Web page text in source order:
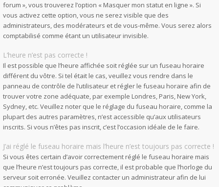
forum », vous trouverez l’option « Masquer mon statut en ligne ». Si
vous activez cette option, vous ne serez visible que des
administrateurs, des modérateurs et de vous-même. Vous serez alors
comptabilisé comme étant un utilisateur invisible.
L’heure n’est pas correcte !
Il est possible que l’heure affichée soit réglée sur un fuseau horaire
différent du vôtre. Si tel était le cas, veuillez vous rendre dans le
panneau de contrôle de l’utilisateur et régler le fuseau horaire afin de
trouver votre zone adéquate, par exemple Londres, Paris, New York,
Sydney, etc. Veuillez noter que le réglage du fuseau horaire, comme la
plupart des autres paramètres, n’est accessible qu’aux utilisateurs
inscrits. Si vous n’êtes pas inscrit, c’est l’occasion idéale de le faire.
J’ai réglé le fuseau horaire mais l’heure n’est toujours pas correcte !
Si vous êtes certain d’avoir correctement réglé le fuseau horaire mais
que l’heure n’est toujours pas correcte, il est probable que l’horloge du
serveur soit erronée. Veuillez contacter un administrateur afin de lui